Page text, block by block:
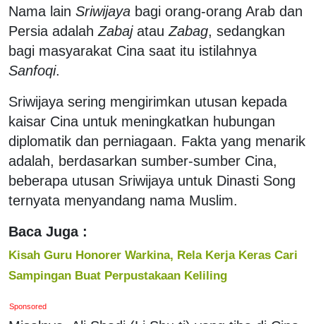
Nama lain Sriwijaya bagi orang-orang Arab dan
Persia adalah Zabajatau Zabag, sedangkan
bagi masyarakat Cina saat itu istilahnya
Sanfoqi.
Sriwijaya sering mengirimkan utusan kepada
kaisar Cina untuk meningkatkan hubungan
diplomatik dan perniagaan. Fakta yang menarik
adalah, berdasarkan sumber-sumber Cina,
beberapa utusan Sriwijaya untuk Dinasti Song
ternyata menyandang nama Muslim.
Baca Juga :
Kisah Guru Honorer Warkina, Rela Kerja Keras Cari
Sampingan Buat Perpustakaan Keliling
Sponsored